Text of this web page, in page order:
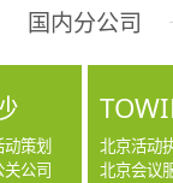
国内分公司
动策划
关公司
北京活动
北京会议